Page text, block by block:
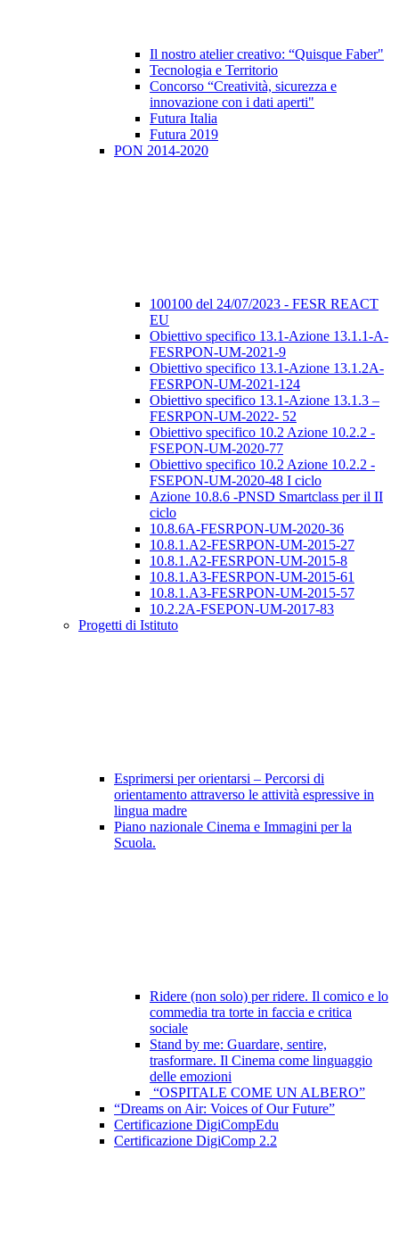
Il nostro atelier creativo: “Quisque Faber"
Tecnologia e Territorio
Concorso “Creatività, sicurezza e
innovazione con i dati aperti"
Futura Italia
Futura 2019
PON 2014-2020
100100 del 24/07/2023 - FESR REACT
EU
Obiettivo specifico 13.1-Azione 13.1.1-A-
FESRPON-UM-2021-9
Obiettivo specifico 13.1-Azione 13.1.2A-
FESRPON-UM-2021-124
Obiettivo specifico 13.1-Azione 13.1.3 –
FESRPON-UM-2022- 52
Obiettivo specifico 10.2 Azione 10.2.2 -
FSEPON-UM-2020-77
Obiettivo specifico 10.2 Azione 10.2.2 -
FSEPON-UM-2020-48 I ciclo
Azione 10.8.6 -PNSD Smartclass per il II
ciclo
10.8.6A-FESRPON-UM-2020-36
10.8.1.A2-FESRPON-UM-2015-27
10.8.1.A2-FESRPON-UM-2015-8
10.8.1.A3-FESRPON-UM-2015-61
10.8.1.A3-FESRPON-UM-2015-57
10.2.2A-FSEPON-UM-2017-83
Progetti di Istituto
Esprimersi per orientarsi – Percorsi di
orientamento attraverso le attività espressive in
lingua madre
Piano nazionale Cinema e Immagini per la
Scuola.
Ridere (non solo) per ridere. Il comico e lo
commedia tra torte in faccia e critica
sociale
Stand by me: Guardare, sentire,
trasformare. Il Cinema come linguaggio
delle emozioni
“OSPITALE COME UN ALBERO”
“Dreams on Air: Voices of Our Future”
Certificazione DigiCompEdu
Certificazione DigiComp 2.2